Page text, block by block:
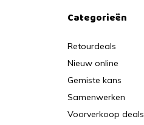
Categorieën
Retourdeals
Nieuw online
Gemiste kans
Samenwerken
Voorverkoop deals